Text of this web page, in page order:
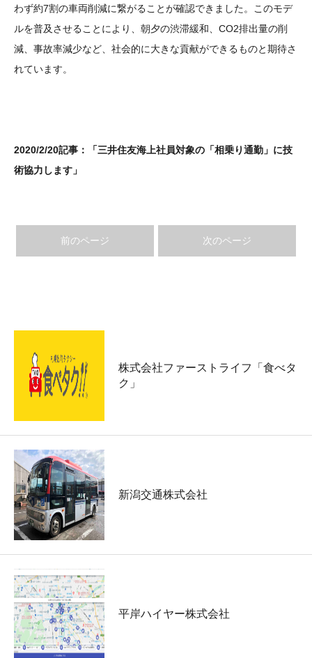
わず約7割の車両削減に繋がることが確認できました。このモデ
ルを普及させることにより、朝夕の渋滞緩和、CO2排出量の削
減、事故率減少など、社会的に大きな貢献ができるものと期待さ
れています。
2020/2/20記事：
「三井住友海上社員対象の「相乗り通勤」に技
術協力します」
前のページ 次のページ
株式会社ファーストライフ「食べタ
ク」
新潟交通株式会社
平岸ハイヤー株式会社